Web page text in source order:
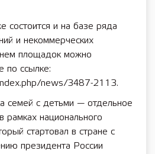
состоится и на базе ряда
и некоммерческих
площадок можно
по ссылке:
news/3487-2113.
семей с детьми — отдельное
рамках национального
стартовал в стране с
президента России